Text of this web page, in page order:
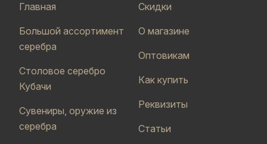
Главная
Большой ассортимент
серебра
Столовое серебро
Кубачи
Сувениры, оружие из
серебра
Скидки
О магазине
Оптовикам
Как купить
Реквизиты
Статьи